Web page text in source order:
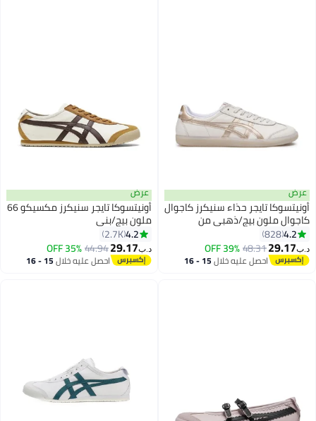
20
عرض
أونيتسوكا تايجر حذاء سنيكرز كاجوال
كاجوال ملون بيج/ذهبي من
توكوتين
4.2
828
د.ب‏29.17
48.31
39% OFF
احصل عليه خلال 15 - 16
32
عرض
أونيتسوكا تايجر سنيكرز مكسيكو 66
ملون بيج/بني
4.2
2.7K
د.ب‏29.17
44.94
35% OFF
احصل عليه خلال 15 - 16